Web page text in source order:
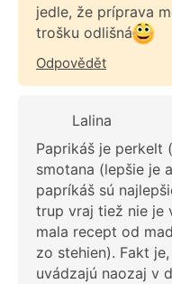
jedle, že príprava
trošku odlišná
Odpovědět
Lalina
Paprikáš je perkelt
smotana (lepšie je
papríkáš sú
trup vraj tiež nie je
mala recept od
zo stehien). Fakt
uvádzajú naozaj v